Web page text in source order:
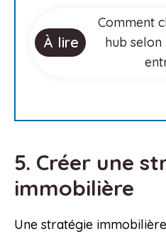
À lire
Comment
hub
5. Créer une
immobilière
Une stratégie